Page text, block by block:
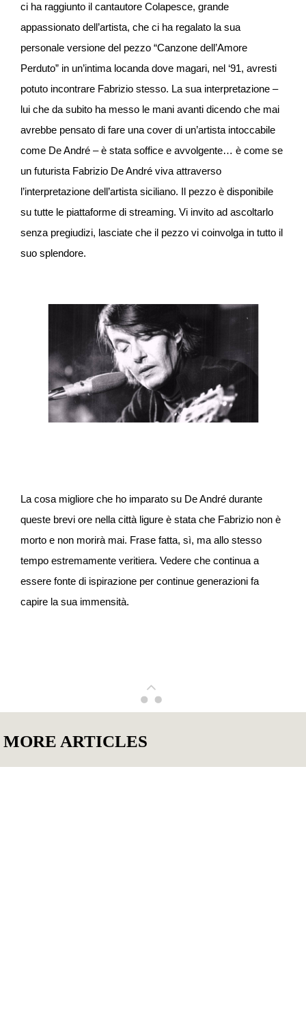
ci ha raggiunto il cantautore Colapesce, grande
appassionato dell’artista, che ci ha regalato la sua
personale versione del pezzo “Canzone dell’Amore
Perduto” in un’intima locanda dove magari, nel ‘91, avresti
potuto incontrare Fabrizio stesso. La sua interpretazione –
lui che da subito ha messo le mani avanti dicendo che mai
avrebbe pensato di fare una cover di un’artista intoccabile
come De André – è stata soffice e avvolgente… è come se
un futurista Fabrizio De André viva attraverso
l’interpretazione dell’artista siciliano. Il pezzo è disponibile
su tutte le piattaforme di streaming. Vi invito ad ascoltarlo
senza pregiudizi, lasciate che il pezzo vi coinvolga in tutto il
suo splendore.
La cosa migliore che ho imparato su De André durante
queste brevi ore nella città ligure è stata che Fabrizio non è
morto e non morirà mai. Frase fatta, sì, ma allo stesso
tempo estremamente veritiera. Vedere che continua a
essere fonte di ispirazione per continue generazioni fa
capire la sua immensità.
MORE ARTICLES